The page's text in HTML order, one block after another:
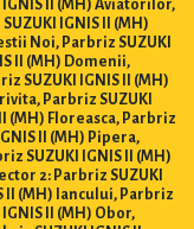
IGNIS II (MH) Aviatorilor,
IGNIS II (MH)
Noi, Parbriz SUZUKI
II (MH) Domenii,
SUZUKI IGNIS II (MH)
Parbriz SUZUKI
(MH) Floreasca, Parbriz
II (MH) Pipera,
SUZUKI IGNIS II (MH)
2: Parbriz SUZUKI
II (MH) Iancului, Parbriz
II (MH) Obor,